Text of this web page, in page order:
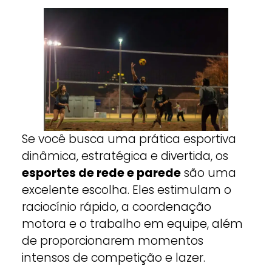
Se você busca uma prática esportiva
dinâmica, estratégica e divertida, os
esportes de rede e paredesão uma
excelente escolha. Eles estimulam o
raciocínio rápido, a coordenação
motora e o trabalho em equipe, além
de proporcionarem momentos
intensos de competição e lazer.